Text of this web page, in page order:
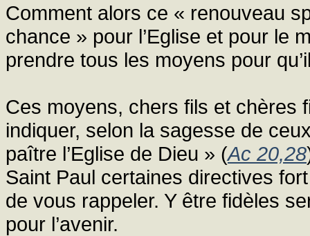
Comment alors ce « renouveau
chance » pour l’Eglise et pour le
prendre tous les moyens pour
Ces moyens, chers fils et chères
indiquer, selon la sagesse de
paître l’Eglise de Dieu » (Ac 20,28
Saint Paul certaines directives
de vous rappeler. Y être fidèles
pour l’avenir.